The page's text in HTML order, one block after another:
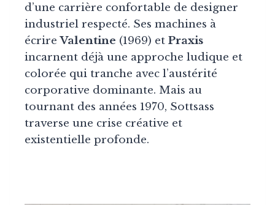
d’une carrière confortable de designer
industriel respecté. Ses machines à
écrireValentine (1969) et Praxis
incarnent déjà une approche ludique et
colorée qui tranche avec l’austérité
corporative dominante. Mais au
tournant des années 1970, Sottsass
traverse une crise créative et
existentielle profonde.